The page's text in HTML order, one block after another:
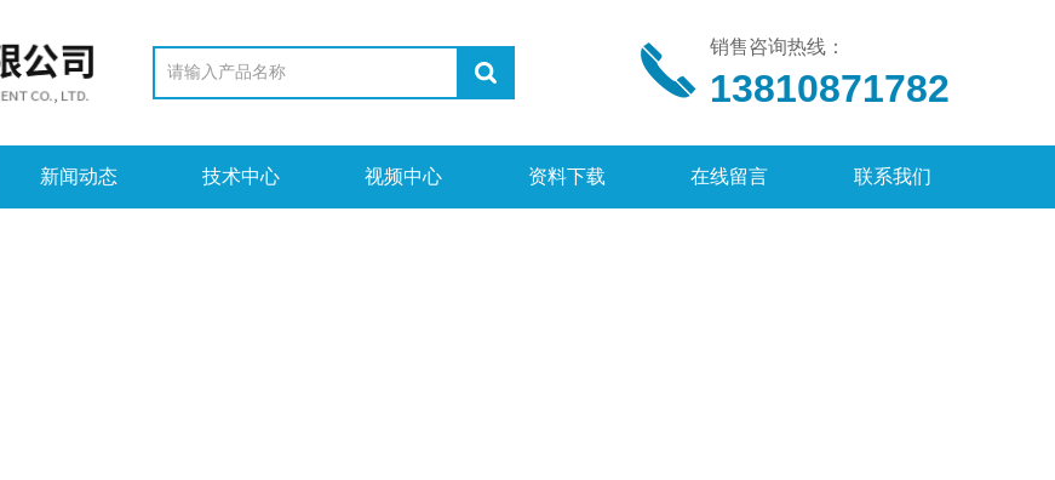
销售咨询热线：
13810871782
新闻动态 技术中心 视频中心 资料下载 在线留言 联系我们